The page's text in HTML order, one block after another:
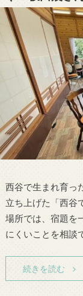
西谷で生まれ育っ
立ち上げた「西谷
場所では、宿題を
にくいことを相談
続きを読む